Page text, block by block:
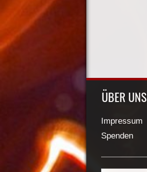
ÜBER UNS
Impressum
Spenden